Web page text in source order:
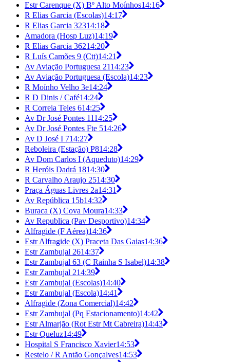
Estr Carenque (X) Bº Alto Moínhos14:16
R Elias Garcia (Escolas)14:17
R Elias Garcia 32314:18
Amadora (Hosp Luz)14:19
R Elias Garcia 36214:20
R Luís Camões 9 (Ctt)14:21
Av Aviação Portuguesa 2114:23
Av Aviação Portuguesa (Escola)14:23
R Moínho Velho 3e14:24
R D Dinis / Café14:24
R Correia Teles 614:25
Av Dr José Pontes 1114:25
Av Dr José Pontes Fte 514:26
Av D José I 714:27
Reboleira (Estação) P814:28
Av Dom Carlos I (Aqueduto)14:29
R Heróis Dadrá 1814:30
R Carvalho Araujo 2514:30
Praça Águas Livres 2a14:31
Av República 15b14:32
Buraca (X) Cova Moura14:33
Av Republica (Pav Desportivo)14:34
Alfragide (F Aérea)14:36
Estr Alfragide (X) Praceta Das Gaias14:36
Estr Zambujal 2614:37
Estr Zambujal 63 (C Rainha S Isabel)14:38
Estr Zambujal 214:39
Estr Zambujal (Escolas)14:40
Estr Zambujal (Escola)14:41
Alfragide (Zona Comercial)14:42
Estr Zambujal (Pq Estacionamento)14:42
Estr Almarjão (Rot Estr Mt Cabreira)14:43
Estr Queluz14:49
Hospital S Francisco Xavier14:53
Restelo / R Antão Gonçalves14:53